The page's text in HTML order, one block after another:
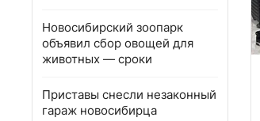
Новосибирский зоопарк
объявил сбор овощей для
животных — сроки
Приставы снесли незаконный
гараж новосибирца